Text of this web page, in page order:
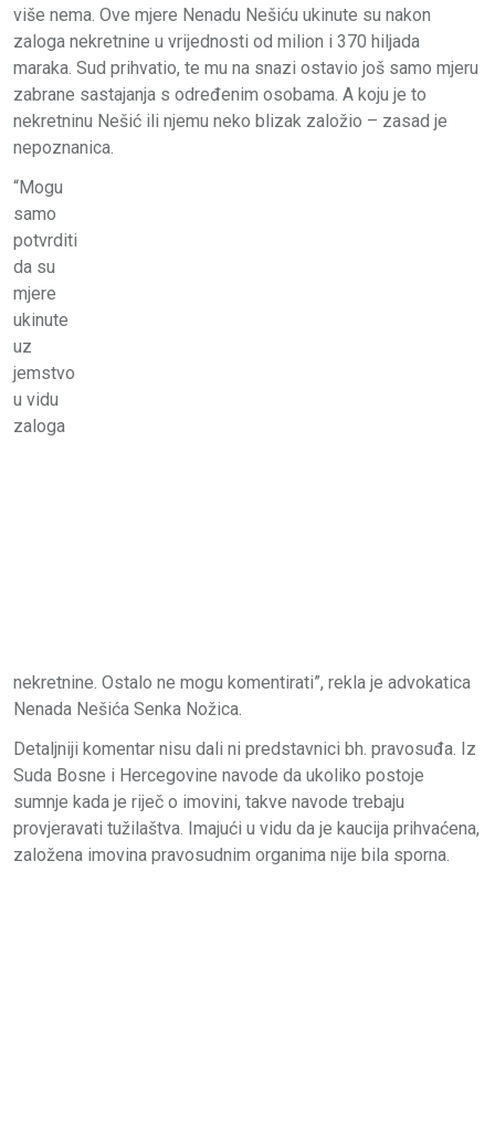
više nema. Ove mjere Nenadu Nešiću ukinute su nakon
zaloga nekretnine u vrijednosti od milion i 370 hiljada
maraka. Sud prihvatio, te mu na snazi ostavio još samo mjeru
zabrane sastajanja s određenim osobama. A koju je to
nekretninu Nešić ili njemu neko blizak založio – zasad je
nepoznanica.
“Mogu
samo
potvrditi
da su
mjere
ukinute
uz
jemstvo
u vidu
zaloga
nekretnine. Ostalo ne mogu komentirati”, rekla je advokatica
Nenada Nešića Senka Nožica.
Detaljniji komentar nisu dali ni predstavnici bh. pravosuđa. Iz
Suda Bosne i Hercegovine navode da ukoliko postoje
sumnje kada je riječ o imovini, takve navode trebaju
provjeravati tužilaštva. Imajući u vidu da je kaucija prihvaćena,
založena imovina pravosudnim organima nije bila sporna.